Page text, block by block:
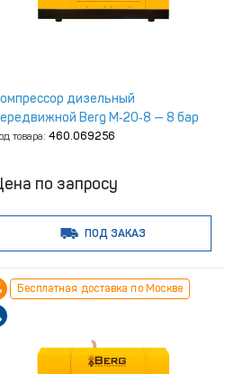
дизельный
Berg М‑20‑8 — 8 бар
товара:460.069256
по запросу
ПОД ЗАКАЗ
Бесплатная доставка по Москве